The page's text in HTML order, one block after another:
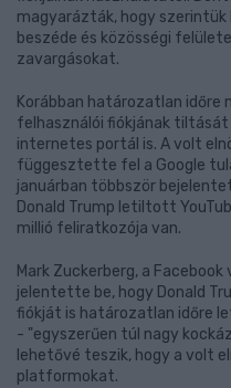
magyarázták, hogy szerintük
beszéde és közösségi
zavargásokat.
Korábban határozatlan
felhasználói fiókjának tiltását
internetes portál is. A volt
függesztette fel a Google
januárban többször
Donald Trump letiltott
millió feliratkozója van.
Mark Zuckerberg, a
jelentette be, hogy Donald
fiókját is határozatlan időre
- "egyszerűen túl nagy
lehetővé teszik, hogy a volt
platformokat.